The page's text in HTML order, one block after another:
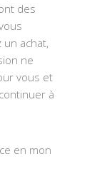
des
achat,
ne
vous et
à
en mon